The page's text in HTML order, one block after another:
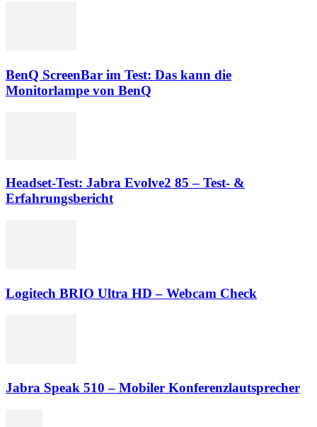
BenQ ScreenBar im Test: Das kann die
Monitorlampe von BenQ
Headset-Test: Jabra Evolve2 85 – Test- &
Erfahrungsbericht
Logitech BRIO Ultra HD – Webcam Check
Jabra Speak 510 – Mobiler Konferenzlautsprecher